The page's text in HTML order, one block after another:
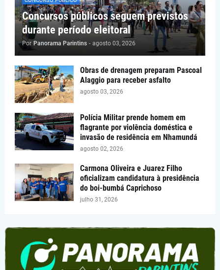
Concursos públicos seguem previstos
durante período eleitoral
Por Panorama Parintins - agosto 03, 2026
Obras de drenagem preparam Pascoal
Alaggio para receber asfalto
agosto 03, 2026
Polícia Militar prende homem em
flagrante por violência doméstica e
invasão de residência em Nhamundá
agosto 02, 2026
Carmona Oliveira e Juarez Filho
oficializam candidatura à presidência
do boi-bumbá Caprichoso
julho 31, 2026